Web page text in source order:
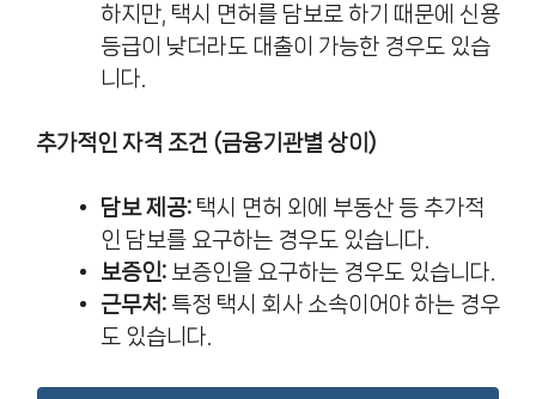
하지만, 택시 면허를 담보로 하기 때문에 신용
등급이 낮더라도 대출이 가능한 경우도 있습
니다.
추가적인 자격 조건 (금융기관별 상이)
담보 제공: 택시 면허 외에 부동산 등 추가적
인 담보를 요구하는 경우도 있습니다.
보증인: 보증인을 요구하는 경우도 있습니다.
근무처: 특정 택시 회사 소속이어야 하는 경우
도 있습니다.